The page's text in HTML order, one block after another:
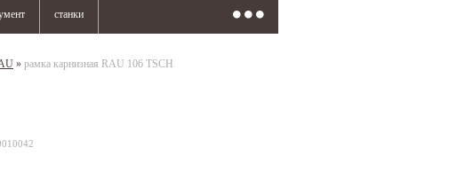
станки
» рамка карнизная RAU 106 TSCH